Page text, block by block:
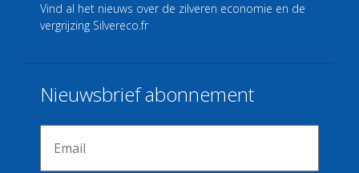
Vind al het nieuws over de zilveren economie en de
vergrijzing Silvereco.fr
Nieuwsbrief abonnement